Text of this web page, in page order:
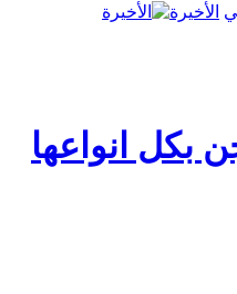
الأخيرة
بكل انواعها